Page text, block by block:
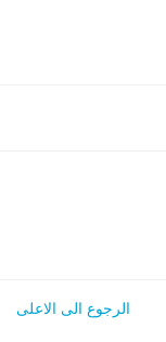
الرجوع الى الاعلى